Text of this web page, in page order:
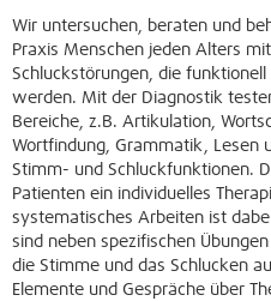
Wir untersuchen, beraten und
Praxis Menschen jeden Alters
Schluckstörungen, die
werden. Mit der Diagnostik
Bereiche, z.B. Artikulation,
Wortfindung, Grammatik, Lesen
Stimm- und Schluckfunktionen.
Patienten ein individuelles
systematisches Arbeiten ist
sind neben spezifischen
die Stimme und das Schlucken
Elemente und Gespräche über